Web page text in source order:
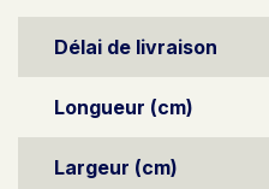
Délai de livraison
Longueur (cm)
Largeur (cm)